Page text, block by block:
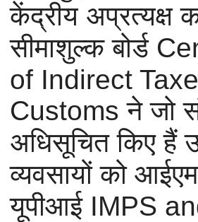
केंद्रीय अप्रत्यक्ष
सीमाशुल्क बोर्ड
of Indirect
Customs ने जो
अधिसूचित किए हैं
व्यवसायों को
यूपीआई IMPS